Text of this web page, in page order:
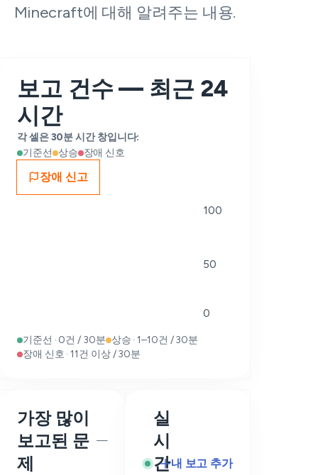
Minecraft에 대해 알려주는 내용.
보고 건수 — 최근 24
시간
각 셀은 30분 시간 창입니다:
기준선 상승 장애 신호
장애 신고
100
50
0
기준선 · 0건 / 30분 상승 · 1–10건 / 30분
장애 신호 · 11건 이상 / 30분
가장 많이
보고된 문
제
—
실
시
간내 보고 추가